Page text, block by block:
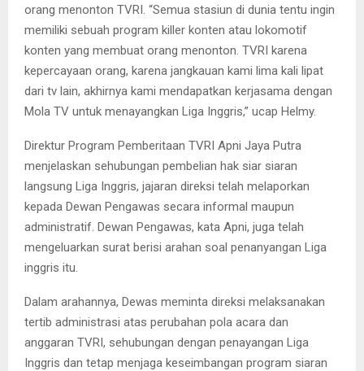
orang menonton TVRI. “Semua stasiun di dunia tentu ingin
memiliki sebuah program killer konten atau lokomotif
konten yang membuat orang menonton. TVRI karena
kepercayaan orang, karena jangkauan kami lima kali lipat
dari tv lain, akhirnya kami mendapatkan kerjasama dengan
Mola TV untuk menayangkan Liga Inggris,” ucap Helmy.
Direktur Program Pemberitaan TVRI Apni Jaya Putra
menjelaskan sehubungan pembelian hak siar siaran
langsung Liga Inggris, jajaran direksi telah melaporkan
kepada Dewan Pengawas secara informal maupun
administratif. Dewan Pengawas, kata Apni, juga telah
mengeluarkan surat berisi arahan soal penanyangan Liga
inggris itu.
Dalam arahannya, Dewas meminta direksi melaksanakan
tertib administrasi atas perubahan pola acara dan
anggaran TVRI, sehubungan dengan penayangan Liga
Inggris dan tetap menjaga keseimbangan program siaran